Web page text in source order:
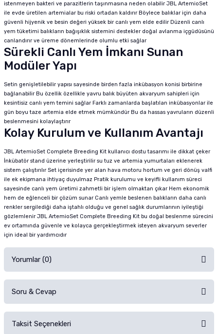
istenmeyen bakteri ve parazitlerin taşınmasına neden olabilir JBL ArtemioSet
ile evde üretilen artemialar bu riski ortadan kaldırır Böylece balıklar için daha
güvenli hijyenik ve besin değeri yüksek bir canlı yem elde edilir Düzenli canlı
yem tüketimi balıkların bağışıklık sistemini destekler doğal avlanma içgüdüsünü
canlandırır ve üreme dönemlerinde olumlu etki sağlar
Sürekli Canlı Yem İmkanı Sunan
Modüler Yapı
Setin genişletilebilir yapısı sayesinde birden fazla inkübasyon konisi birbirine
bağlanabilir Bu özellik özellikle yavru balık büyüten akvaryum sahipleri için
kesintisiz canlı yem temini sağlar Farklı zamanlarda başlatılan inkübasyonlar ile
gün boyu taze artemia elde etmek mümkündür Bu da hassas yavruların düzenli
beslenmesini kolaylaştırır
Kolay Kurulum ve Kullanım Avantajı
JBL ArtemioSet Complete Breeding Kit kullanıcı dostu tasarımı ile dikkat çeker
İnkübatör stand üzerine yerleştirilir su tuz ve artemia yumurtaları eklenerek
sistem çalıştırılır Set içerisinde yer alan hava motoru hortum ve geri dönüş valfi
ile ek ekipmana ihtiyaç duyulmaz Pratik kurulumu ve keyifli kullanım süreci
sayesinde canlı yem üretimi zahmetli bir işlem olmaktan çıkar Hem ekonomik
hem de eğlenceli bir çözüm sunar Canlı yemle beslenen balıkların daha canlı
renkler sergilediği daha iştahlı olduğu ve genel sağlık durumlarının iyileştiği
gözlemlenir JBL ArtemioSet Complete Breeding Kit bu doğal beslenme sürecini
ev ortamında güvenle ve kolayca gerçekleştirmek isteyen akvaryum severler
için ideal bir yardımcıdır
Yorumlar (0)
Soru & Cevap
Taksit Seçenekleri